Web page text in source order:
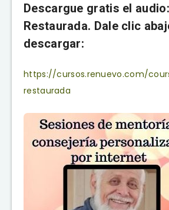
Descargue gratis el
Restaurada. Dale clic
descargar:
https://cursos.renuevo.com/
restaurada